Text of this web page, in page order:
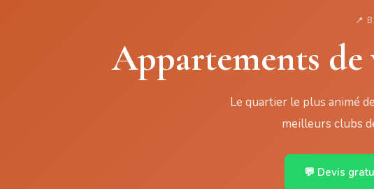
📍
Appartements de
Le quartier le plus animé
meilleurs clubs
💬 Devis